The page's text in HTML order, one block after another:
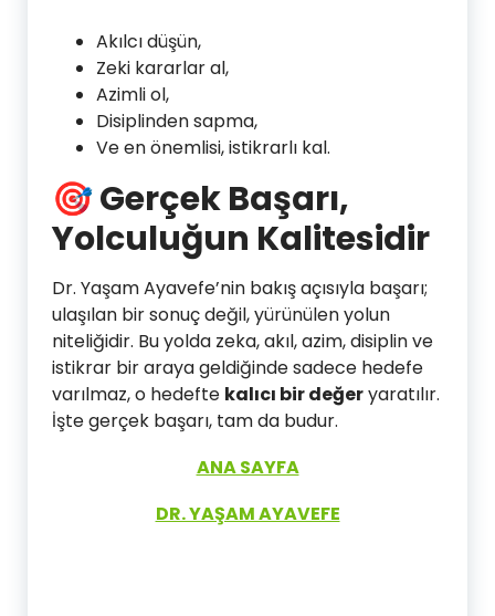
Akılcı düşün,
Zeki kararlar al,
Azimli ol,
Disiplinden sapma,
Ve en önemlisi, istikrarlı kal.
🎯Gerçek Başarı,
Yolculuğun Kalitesidir
Dr. Yaşam Ayavefe’nin bakış açısıyla başarı;
ulaşılan bir sonuç değil, yürünülen yolun
niteliğidir. Bu yolda zeka, akıl, azim, disiplin ve
istikrar bir araya geldiğinde sadece hedefe
varılmaz, o hedefte kalıcı bir değeryaratılır.
İşte gerçek başarı, tam da budur.
ANA SAYFA
DR. YAŞAM AYAVEFE